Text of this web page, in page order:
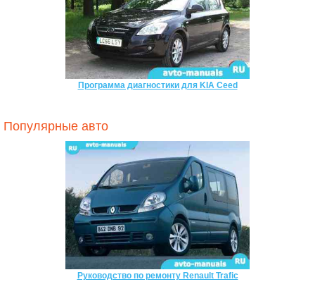
Программа диагностики для KIA Ceed
Популярные авто
Руководство по ремонту Renault Trafic